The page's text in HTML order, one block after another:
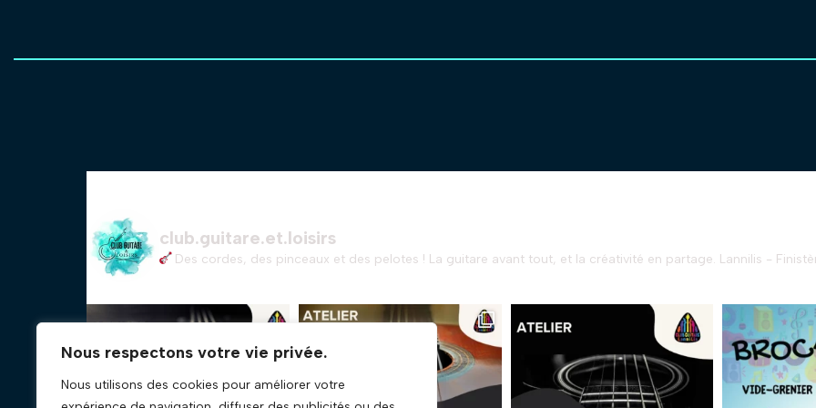
Nous respectons votre vie privée.
Nous utilisons des cookies pour améliorer votre
club.guitare.et.loisirs
Des cordes, des pinceaux et des pelotes ! La guitare avant tout, et la créativité en partage. Lannilis -